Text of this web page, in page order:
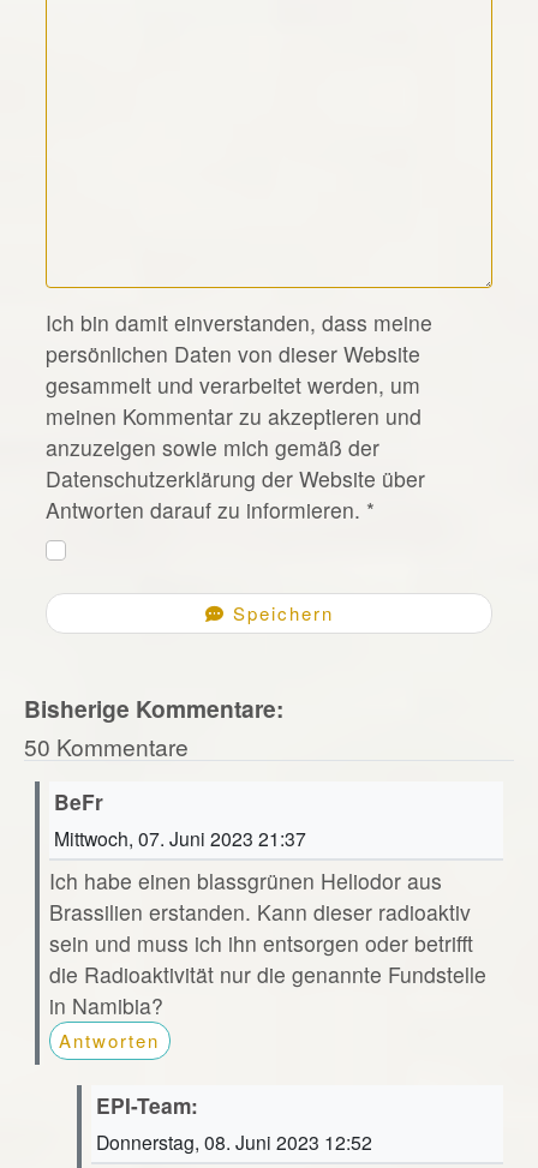
*
Ich bin damit einverstanden, dass meine
persönlichen Daten von dieser Website
gesammelt und verarbeitet werden, um
meinen Kommentar zu akzeptieren und
anzuzeigen sowie mich gemäß der
Datenschutzerklärung der Website über
Antworten darauf zu informieren. *
Speichern
Bisherige Kommentare:
50 Kommentare
BeFr
Mittwoch, 07. Juni 2023 21:37
Ich habe einen blassgrünen Heliodor aus
Brassilien erstanden. Kann dieser radioaktiv
sein und muss ich ihn entsorgen oder betrifft
die Radioaktivität nur die genannte Fundstelle
in Namibia?
Antworten
EPI-Team:
Donnerstag, 08. Juni 2023 12:52